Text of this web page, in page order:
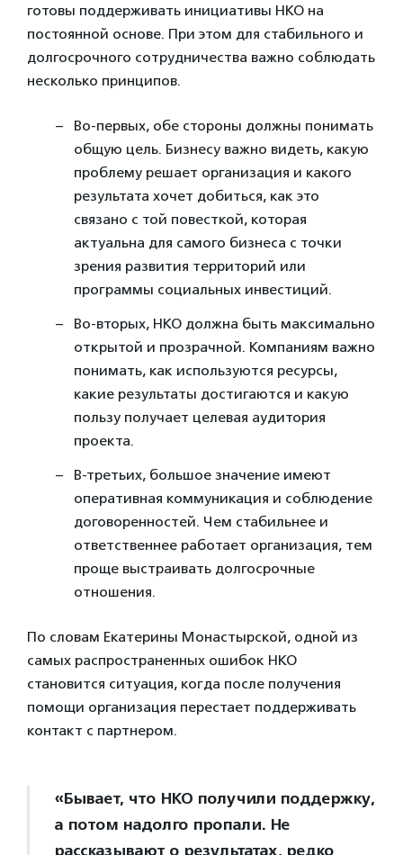
готовы поддерживать инициативы НКО на
постоянной основе. При этом для стабильного и
долгосрочного сотрудничества важно соблюдать
несколько принципов.
Во-первых, обе стороны должны понимать
общую цель. Бизнесу важно видеть, какую
проблему решает организация и какого
результата хочет добиться, как это
связано с той повесткой, которая
актуальна для самого бизнеса с точки
зрения развития территорий или
программы социальных инвестиций.
Во-вторых, НКО должна быть максимально
открытой и прозрачной. Компаниям важно
понимать, как используются ресурсы,
какие результаты достигаются и какую
пользу получает целевая аудитория
проекта.
В-третьих, большое значение имеют
оперативная коммуникация и соблюдение
договоренностей. Чем стабильнее и
ответственнее работает организация, тем
проще выстраивать долгосрочные
отношения.
По словам Екатерины Монастырской, одной из
самых распространенных ошибок НКО
становится ситуация, когда после получения
помощи организация перестает поддерживать
контакт с партнером.
«Бывает, что НКО получили поддержку,
а потом надолго пропали. Не
рассказывают о результатах, редко